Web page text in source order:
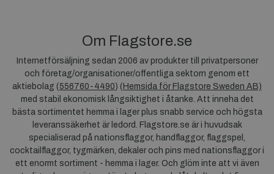
Om Flagstore.se
Internetförsäljning sedan 2006 av produkter till privatpersoner
och företag/organisationer/offentliga sektorn genom ett
aktiebolag (556760-4490) ( Hemsida för Flagstore Sweden AB)
med stabil ekonomisk långsiktighet i åtanke. Att inneha det
bästa sortimentet hemma i lager plus snabb service och högsta
leveranssäkerhet är ledord. Flagstore.se är i huvudsak
specialiserad på nationsflaggor, handflaggor, flaggspel,
cocktailflaggor, tygmärken, dekaler och pins med nationsflaggor i
ett enormt sortiment - hemma i lager. Och glöm inte att vi även